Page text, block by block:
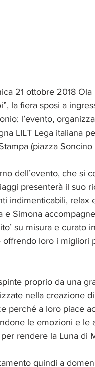
21 ottobre 2018
la fiera sposi a
l’evento,
LILT Lega italiana
(piazza Soncino
dell’evento, che si
presenterà il suo
indimenticabili, relax
e Simona
su misura e
offrendo loro i migliori
proprio da una
nella creazione
perché a loro piace
le emozioni e le
rendere la Luna di
quindi a